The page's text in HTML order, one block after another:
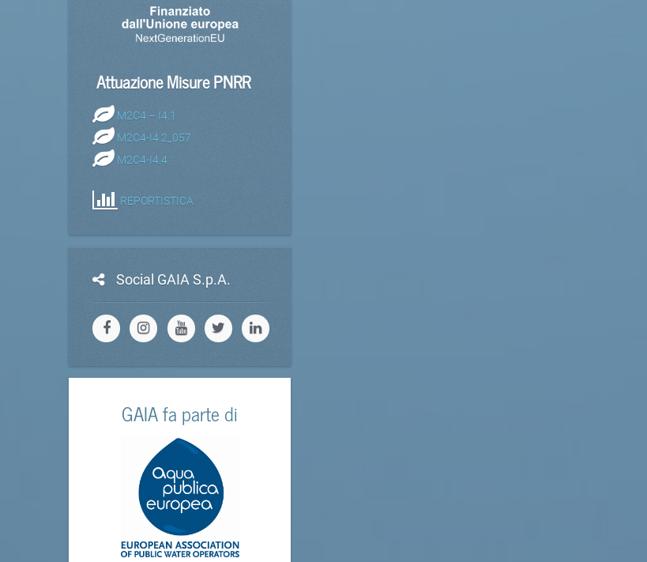
Attuazione Misure PNRR
M2C4 – I4.1
M2C4-I4.2_057
M2C4-I4.4
REPORTISTICA
Social GAIA S.p.A.
GAIA fa parte di